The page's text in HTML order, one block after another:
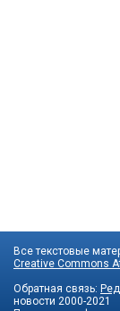
Все текстовые
Creative Commons
Обратная связь:
новости 2000-2021